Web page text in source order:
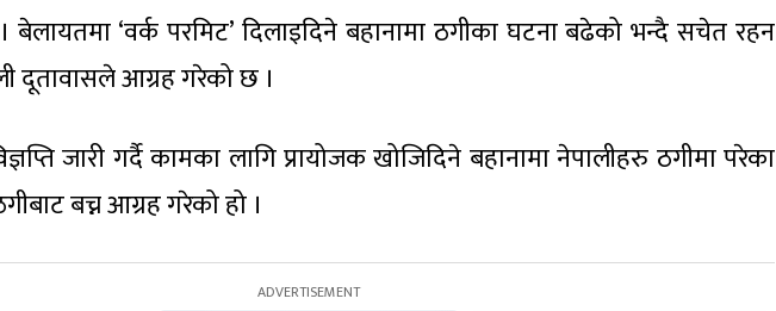
‘वर्क परमिट’ दिलाइदिने बहानामा ठगीका घटना बढेको भन्दै सचेत रहन
दूतावासले आग्रह गरेको छ ।
जारी गर्दै कामका लागि प्रायोजक खोजिदिने बहानामा नेपालीहरु ठगीमा परेका
बच्न आग्रह गरेको हो ।